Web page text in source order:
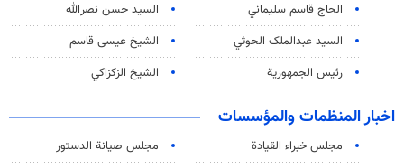
الحاج قاسم سليماني
السيد حسن نصرالله
السید عبدالملک الحوثي
الشيخ عيسى قاسم
رئيس الجمهورية
الشيخ الزكزاكي
اخبار المنظمات والمؤسسات
مجلس خبراء القيادة
مجلس صيانة الدستور